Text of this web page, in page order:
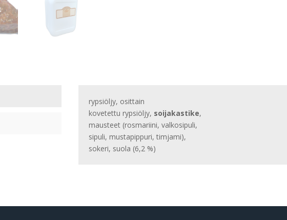
rypsiöljy, osittain
kovetettu rypsiöljy, soijakastike,
mausteet (rosmariini, valkosipuli,
sipuli, mustapippuri, timjami),
sokeri, suola (6,2 %)